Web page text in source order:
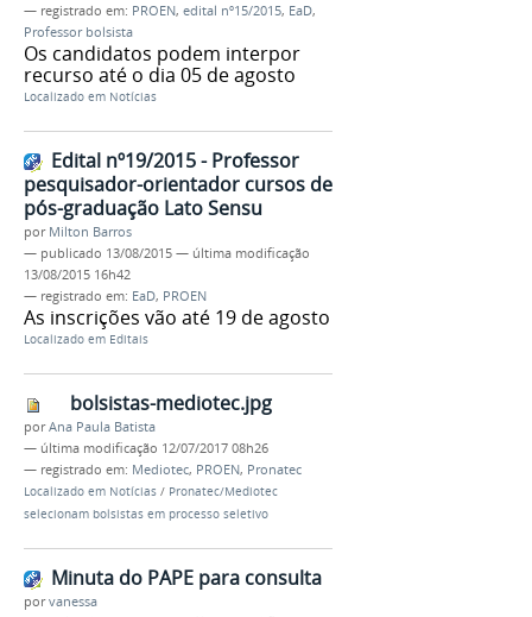
— registrado em: PROEN, edital nº15/2015, EaD,
Professor bolsista
Os candidatos podem interpor
recurso até o dia 05 de agosto
Localizado em Notícias
Edital nº19/2015 - Professor
pesquisador-orientador cursos de
pós-graduação Lato Sensu
por Milton Barros
— publicado 13/08/2015 — última modificação
13/08/2015 16h42
— registrado em: EaD, PROEN
As inscrições vão até 19 de agosto
Localizado em Editais
bolsistas-mediotec.jpg
porAna Paula Batista
— última modificação 12/07/2017 08h26
— registrado em: Mediotec, PROEN, Pronatec
Localizado em Notícias / Pronatec/Mediotec
selecionam bolsistas em processo seletivo
Minuta do PAPE para consulta
porvanessa